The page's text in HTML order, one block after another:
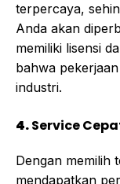
terpercaya,
Anda akan
memiliki lisensi
bahwa
industri.
4.Service
Dengan memilih
mendapatkan